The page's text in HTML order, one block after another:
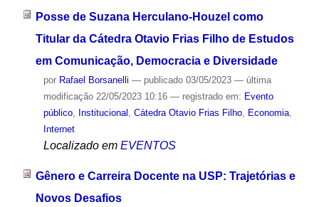
Posse de Suzana Herculano-Houzel como
Titular da Cátedra Otavio Frias Filho de Estudos
em Comunicação, Democracia e Diversidade
por Rafael Borsanelli — publicado03/05/2023 — última
modificação22/05/2023 10:16 — registrado em: Evento
público, Institucional , Cátedra Otavio Frias Filho, Economia,
Internet
Localizado em EVENTOS
Gênero e Carreira Docente na USP: Trajetórias e
Novos Desafios